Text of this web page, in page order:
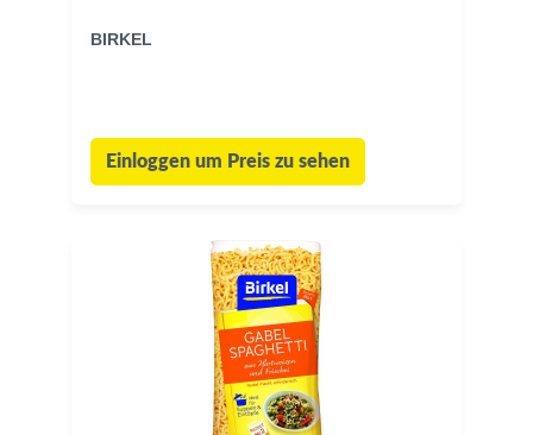
BIRKEL
Einloggen um Preis zu sehen